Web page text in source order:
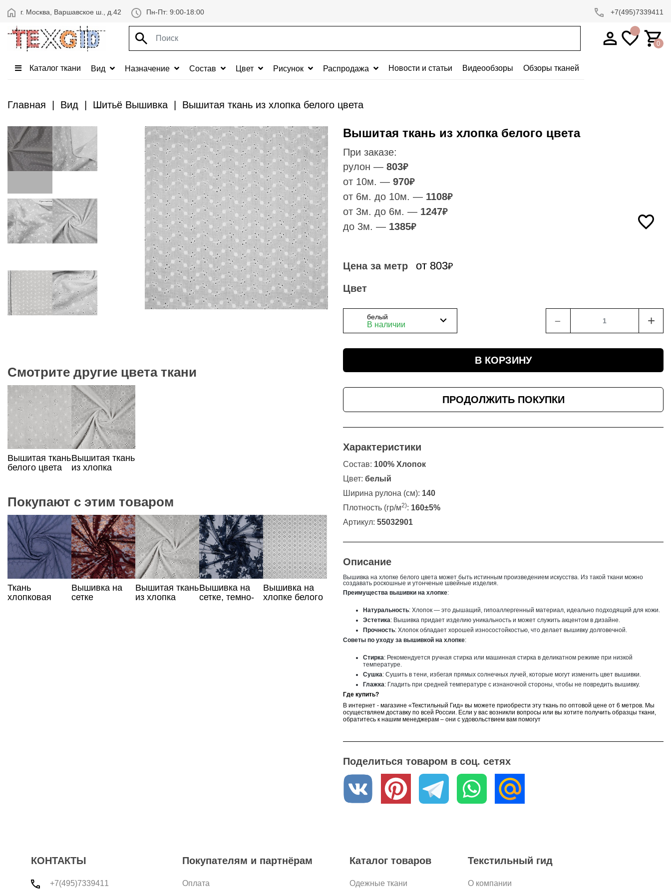
г. Москва, Варшавское ш., д.42 Пн-Пт: 9:00-18:00 +7(495)7339411
0
Каталог ткани Вид Назначение Состав Цвет Рисунок Распродажа Новости и статьи Видеообзоры Обзоры тканей
Главная Вид Шитьё Вышивка Вышитая ткань из хлопка белого цвета
Вышитая ткань из хлопка белого цвета
При заказе:
рулон — 803₽
от 10м. — 970₽
от 6м. до 10м. — 1108₽
от 3м. до 6м. — 1247₽
до 3м. — 1385₽
Цена за метр от 803₽
Цвет
белый
В наличии ﹣ +
В КОРЗИНУ
ПРОДОЛЖИТЬ ПОКУПКИ
Характеристики
Состав: 100% Хлопок
Цвет: белый
Ширина рулона (см): 140
Плотность (гр/м2): 160±5%
Артикул: 55032901
Описание
Вышивка на хлопке белого цвета может быть истинным произведением искусства. Из такой ткани можно
создавать роскошные и утонченые швейные изделия.
Преимущества вышивки на хлопке:
Натуральность: Хлопок — это дышащий, гипоаллергенный материал, идеально подходящий для кожи.
Эстетика: Вышивка придает изделию уникальность и может служить акцентом в дизайне.
Прочность: Хлопок обладает хорошей износостойкостью, что делает вышивку долговечной.
Советы по уходу за вышивкой на хлопке:
Стирка: Рекомендуется ручная стирка или машинная стирка в деликатном режиме при низкой
температуре.
Сушка: Сушить в тени, избегая прямых солнечных лучей, которые могут изменить цвет вышивки.
Глажка: Гладить при средней температуре с изнаночной стороны, чтобы не повредить вышивку.
Где купить?
В интернет - магазине «Текстильный Гид» вы можете приобрести эту ткань по оптовой цене от 6 метров. Мы
осуществляем доставку по всей России. Если у вас возникли вопросы или вы хотите получить образцы ткани,
обратитесь к нашим менеджерам – они с удовольствием вам помогут
Поделиться товаром в соц. сетях
Смотрите другие цвета ткани
Вышитая ткань
белого цвета
Вышитая ткань
из хлопка
Покупают с этим товаром
Ткань
хлопковая
Вышивка на
сетке
Вышитая ткань
из хлопка
Вышивка на
сетке, темно-
Вышивка на
хлопке белого
КОНТАКТЫ
+7(495)7339411
Покупателям и партнёрам
Оплата
Каталог товаров
Одежные ткани
Текстильный гид
О компании